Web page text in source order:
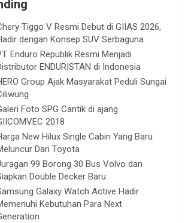
Tiggo V Resmi Debut di GIIAS 2026,
dengan Konsep SUV Serbaguna
Enduro Republik Resmi Menjadi
ENDURISTAN di Indonesia
Group Ajak Masyarakat Peduli Sungai
Foto SPG Cantik di ajang
2018
New Hilux Single Cabin Yang Baru
Dari Toyota
99 Borong 30 Bus Volvo dan
Double Decker Baru
Galaxy Watch Active Hadir
Kebutuhan Para Next